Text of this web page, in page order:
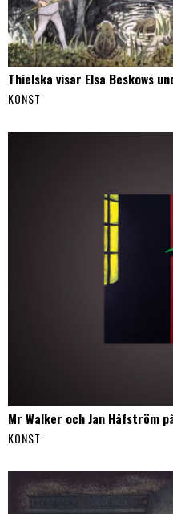
Thielska visar Elsa Beskows
KONST
Mr Walker och Jan Håfström
KONST